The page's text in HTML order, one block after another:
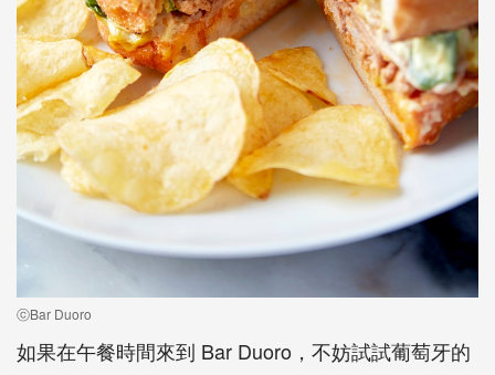
ⓒBar Duoro
如果在午餐時間來到 Bar Duoro，不妨試試葡萄牙的